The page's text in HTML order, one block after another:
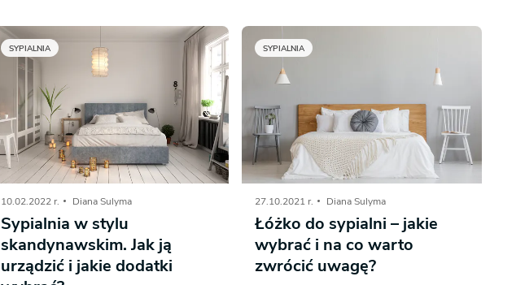
SYPIALNIA
10.02.2022 r. Diana Sulyma
Sypialnia w stylu
skandynawskim. Jak ją
urządzić i jakie dodatki
SYPIALNIA
27.10.2021 r. Diana Sulyma
Łóżko do sypialni – jakie
wybrać i na co warto
zwrócić uwagę?